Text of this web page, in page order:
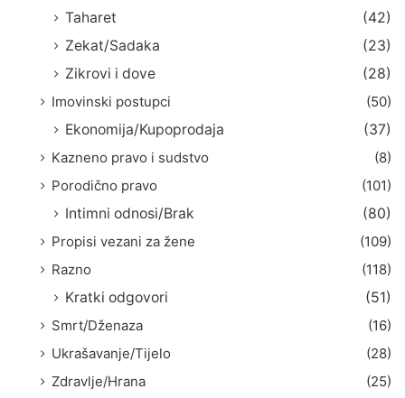
Taharet
(42)
Zekat/Sadaka
(23)
Zikrovi i dove
(28)
Imovinski postupci
(50)
Ekonomija/Kupoprodaja
(37)
Kazneno pravo i sudstvo
(8)
Porodično pravo
(101)
Intimni odnosi/Brak
(80)
Propisi vezani za žene
(109)
Razno
(118)
Kratki odgovori
(51)
Smrt/Dženaza
(16)
Ukrašavanje/Tijelo
(28)
Zdravlje/Hrana
(25)